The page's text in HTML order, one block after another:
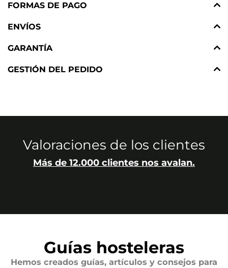
FORMAS DE PAGO
ENVÍOS
GARANTÍA
GESTIÓN DEL PEDIDO
Valoraciones de los clientes
Más de 12.000 clientes nos avalan.
Guías hosteleras
Hemos creados guías, artículos y consejos para